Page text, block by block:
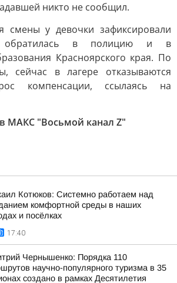
никто не сообщил.
смены у девочки зафиксировали
обратилась в полицию и в
Красноярского края. По
сейчас в лагере отказываются
компенсации, ссылаясь на
МАКС "Восьмой канал Z"
Котюков: Системно работаем над
комфортной среды в наших
и посёлках
17:40
Чернышенко: Порядка 110
научно-популярного туризма в 35
создано в рамках Десятилетия